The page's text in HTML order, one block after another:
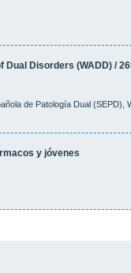
Disorders (WADD) /
de Patología Dual (SEPD),
y jóvenes